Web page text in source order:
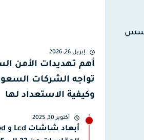
إبريل 26, 2026
أهم تهديدات الأمن
وكيفية الاستعداد لها
أكتوبر 30, 2025